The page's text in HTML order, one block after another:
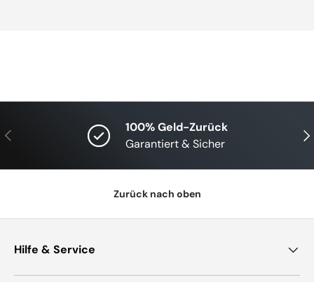
Vorherige
100% Geld-Zurück
Garantiert & Sicher
Zurück nach oben
Hilfe & Service